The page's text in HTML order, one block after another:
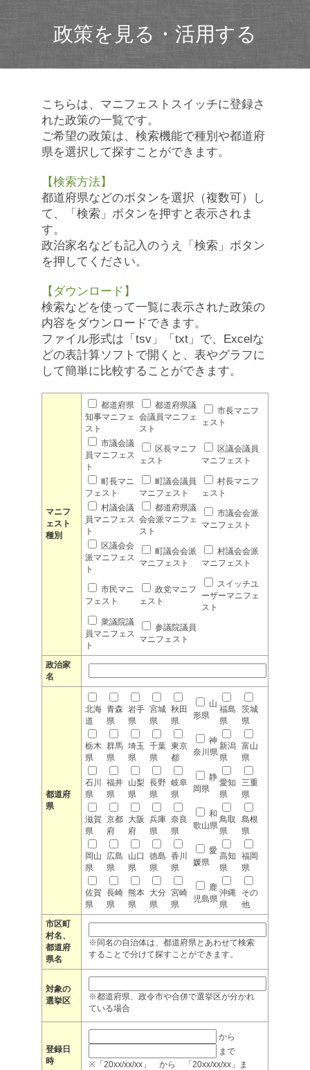
政策を見る・活用する
こちらは、マニフェストスイッチに登録さ
れた政策の一覧です。
ご希望の政策は、検索機能で種別や都道府
県を選択して探すことができます。
【検索方法】
都道府県などのボタンを選択（複数可）し
て、「検索」ボタンを押すと表示されま
す。
政治家名なども記入のうえ「検索」ボタン
を押してください。
【ダウンロード】
検索などを使って一覧に表示された政策の
内容をダウンロードできます。
ファイル形式は「tsv」「txt」で、Excelな
どの表計算ソフトで開くと、表やグラフに
して簡単に比較することができます。
マニフ
ェスト
種別
都道府県
知事マニフェ
スト
都道府県議
会議員マニフェ
スト
市長マニフ
ェスト
市議会議
員マニフェス
ト
区長マニフ
ェスト
区議会議員
マニフェスト
町長マニ
フェスト
町議会議員
マニフェスト
村長マニフ
ェスト
村議会議
員マニフェス
ト
都道府県議
会会派マニフェ
スト
市議会会派
マニフェスト
区議会会
派マニフェス
ト
町議会会派
マニフェスト
村議会会派
マニフェスト
市民マニ
フェスト
政党マニフ
ェスト
スイッチユ
ーザーマニフェ
スト
衆議院議
員マニフェス
ト
参議院議員
マニフェスト
政治家
名
都道府
県
北海
道
青森
県
岩手
県
宮城
県
秋田
県
山
形県
福島
県
茨城
県
栃木
県
群馬
県
埼玉
県
千葉
県
東京
都
神
奈川県
新潟
県
富山
県
石川
県
福井
県
山梨
県
長野
県
岐阜
県
静
岡県
愛知
県
三重
県
滋賀
県
京都
府
大阪
府
兵庫
県
奈良
県
和
歌山県
鳥取
県
島根
県
岡山
県
広島
県
山口
県
徳島
県
香川
県
愛
媛県
高知
県
福岡
県
佐賀
県
長崎
県
熊本
県
大分
県
宮崎
県
鹿
児島県
沖縄
県
その
他
市区町
村名、
都道府
県名
※同名の自治体は、都道府県とあわせて検索
することで分けて探すことができます。
対象の
選挙区
※都道府県、政令市や合併で選挙区が分かれ
ている場合
登録日
時
から
まで
※「20xx/xx/xx」 から 「20xx/xx/xx」ま